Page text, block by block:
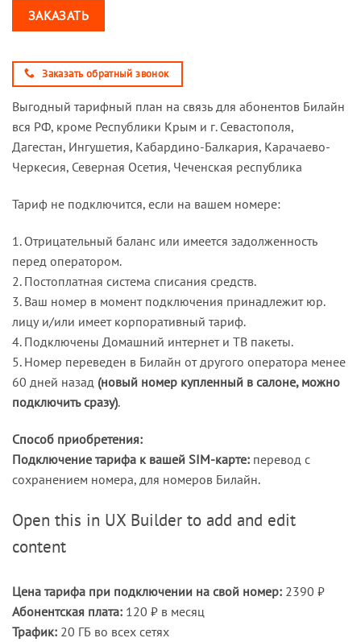
ЗАКАЗАТЬ
Заказать обратный звонок
Выгодный тарифный план на связь для абонентов Билайн
вся РФ, кроме Республики Крым и г. Севастополя,
Дагестан, Ингушетия, Кабардино-Балкария, Карачаево-
Черкесия, Северная Осетия, Чеченская республика
Тариф не подключится, если на вашем номере:
1. Отрицательный баланс или имеется задолженность
перед оператором.
2. Постоплатная система списания средств.
3. Ваш номер в момент подключения принадлежит юр.
лицу и/или имеет корпоративный тариф.
4. Подключены Домашний интернет и ТВ пакеты.
5. Номер переведен в Билайн от другого оператора менее
60 дней назад (новый номер купленный в салоне, можно
подключить сразу).
Способ приобретения:
Подключение тарифа к вашей SIM-карте: перевод с
сохранением номера, для номеров Билайн.
Open this in UX Builder to add and edit
content
Цена тарифа при подключении на свой номер: 2390 ₽
Абонентская плата: 120 ₽ в месяц
Трафик: 20 ГБ во всех сетях